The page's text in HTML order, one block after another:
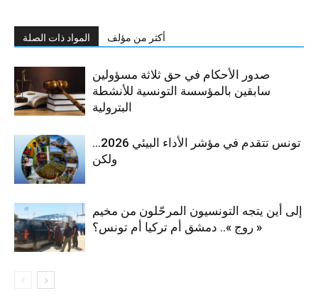
المواد ذات الصلة أكثر من مؤلف
صدور الأحكام في حق ثلاثة مسؤولين
سابقين بالمؤسسة التونسية للأنشطة
البترولية
تونس تتقدم في مؤشر الأداء البيئي 2026…
ولكن
إلى أين يتجه التونسيون المرحّلون من مخيم
« روج ».. دمشق أم تركيا أم تونس؟